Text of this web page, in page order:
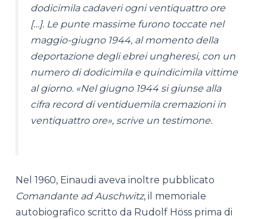
dodicimila cadaveri ogni ventiquattro ore
[…]. Le punte massime furono toccate nel
maggio-giugno 1944, al momento della
deportazione degli ebrei ungheresi, con un
numero di dodicimila e quindicimila vittime
al giorno. «Nel giugno 1944 si giunse alla
cifra record di ventiduemila cremazioni in
ventiquattro ore», scrive un testimone.
Nel 1960, Einaudi aveva inoltre pubblicato
Comandante ad Auschwitz, il memoriale
autobiografico scritto da Rudolf Höss prima di